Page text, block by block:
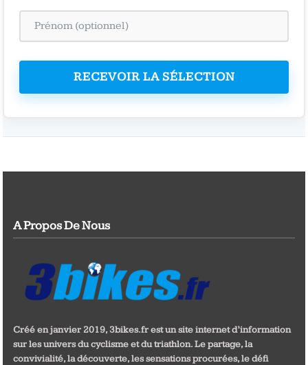
RECEVOIR LA SÉLECTION
A Propos De Nous
Créé en janvier 2019, 3bikes.fr est un site internet d’information
sur les univers du cyclisme et du triathlon. Le partage, la
convivialité, la découverte, les sensations procurées, le défi